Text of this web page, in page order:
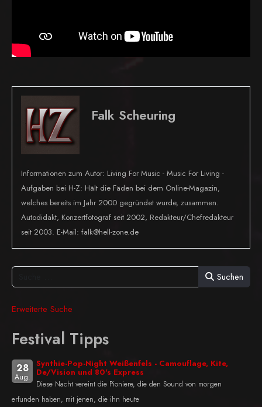
Falk Scheuring
Informationen zum Autor: Living For Music - Music For Living -
Aufgaben bei H-Z: Hält die Fäden bei dem Online-Magazin,
welches bereits im Jahr 2000 gegründet wurde, zusammen.
Autodidakt, Konzertfotograf seit 2002, Redakteur/Chefredakteur
seit 2003. E-Mail: falk@hell-zone.de
Suchen
Erweiterte Suche
Festival Tipps
28
Aug.
Synthie-Pop-Night Weißenfels - Camouflage, Kite,
De/Vision und 80's Express
Diese Nacht vereint die Pioniere, die den Sound von morgen
erfunden haben, mit jenen, die ihn heute